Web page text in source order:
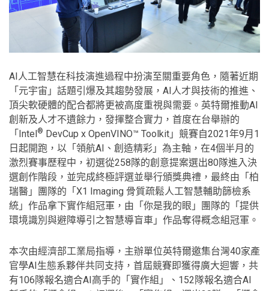
AI人工智慧在科技演進過程中扮演至關重要角色，隨著近期
「元宇宙」話題引爆及其趨勢發展，AI人才與技術的推進、
頂尖軟硬體的配合都將更被高度重視與需要。英特爾推動AI
創新及人才不遺餘力，發揮整合實力，首度在台舉辦的
「Intel® DevCup x OpenVINO™ Toolkit」競賽自2021年9月1
日起開跑，以「領航AI、創造精彩」為主軸，在4個半月的
激烈賽事歷程中，初選從258隊的創意提案選出80隊進入決
選創作階段，並完成終極評選並舉行頒獎典禮，最終由「柏
瑞醫」團隊的「X1 Imaging 骨質疏鬆人工智慧輔助篩檢系
統」作品拿下實作組冠軍，由「你是我的眼」團隊的「提供
環境識別與避障導引之智慧導盲車」作品奪得概念組冠軍。
本次由經濟部工業局指導，主辦單位英特爾邀集台灣40家產
官學AI生態系夥伴共同支持，首屆競賽即獲得廣大迴響，共
有106隊報名適合AI高手的「實作組」、152隊報名適合AI